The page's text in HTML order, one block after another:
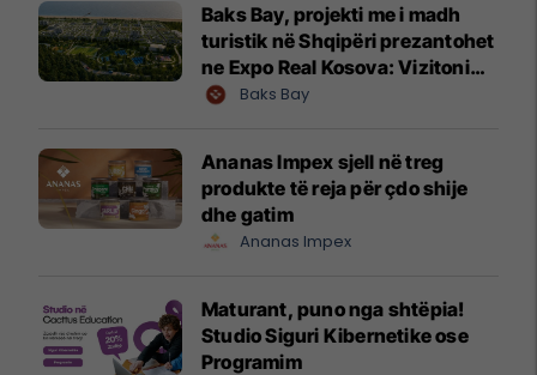
Baks Bay, projekti me i madh
turistik në Shqipëri prezantohet
ne Expo Real Kosova: Vizitoni
shtandin dhe zbuloni
Baks Bay
Ananas Impex sjell në treg
produkte të reja për çdo shije
dhe gatim
Ananas Impex
Maturant, puno nga shtëpia!
Studio Siguri Kibernetike ose
Programim